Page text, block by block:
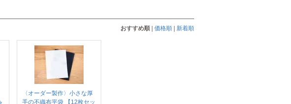
おすすめ順 価格順 新着順
〈オーダー製作〉小さな厚
手の不織布平袋 【12枚セッ